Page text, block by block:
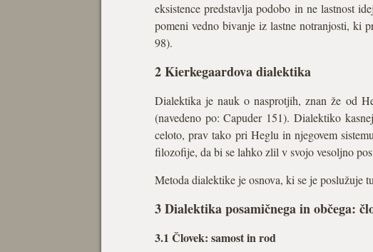
eksistence predstavlja podobo in ne lastnost
pomeni vedno bivanje iz lastne notranjosti, ki
98).
2 Kierkegaardova dialektika
Dialektika je nauk o nasprotjih, znan že od
(navedeno po: Capuder 151). Dialektiko
celoto, prav tako pri Heglu in njegovem
filozofije, da bi se lahko zlil v svojo vesoljno
Metoda dialektike je osnova, ki se je poslužuje
3 Dialektika posamičnega in občega:
3.1 Človek: samost in rod